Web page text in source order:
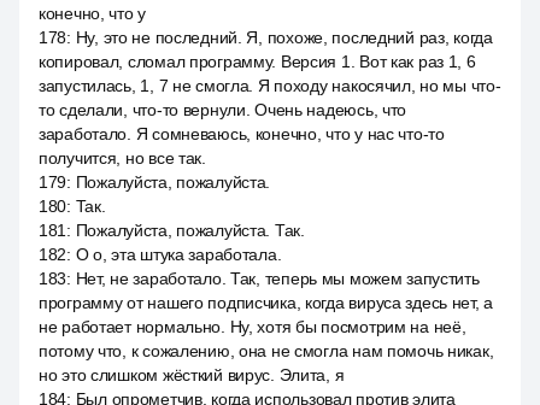
конечно, что у
178: Ну, это не последний. Я, похоже, последний раз, когда
копировал, сломал программу. Версия 1. Вот как раз 1, 6
запустилась, 1, 7 не смогла. Я походу накосячил, но мы что-
то сделали, что-то вернули. Очень надеюсь, что
заработало. Я сомневаюсь, конечно, что у нас что-то
получится, но все так.
179: Пожалуйста, пожалуйста.
180: Так.
181 : Пожалуйста, пожалуйста. Так.
182: О о, эта штука заработала.
183: Нет, не заработало. Так, теперь мы можем запустить
программу от нашего подписчика, когда вируса здесь нет, а
не работает нормально. Ну, хотя бы посмотрим на неё,
потому что, к сожалению, она не смогла нам помочь никак,
но это слишком жёсткий вирус. Элита, я
184: Был опрометчив, когда использовал против элита